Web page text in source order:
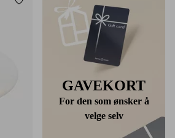
Legg til favoritter
GAVEKORT
For den som ønsker å
velge selv